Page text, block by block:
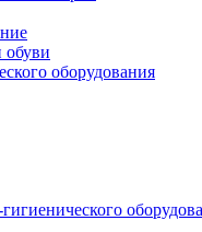
обуви
оборудования